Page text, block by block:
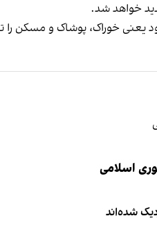
خواهد شد.
یعنی خوراک، پوشاک و مسکن را
اسلامی
شده‌اند